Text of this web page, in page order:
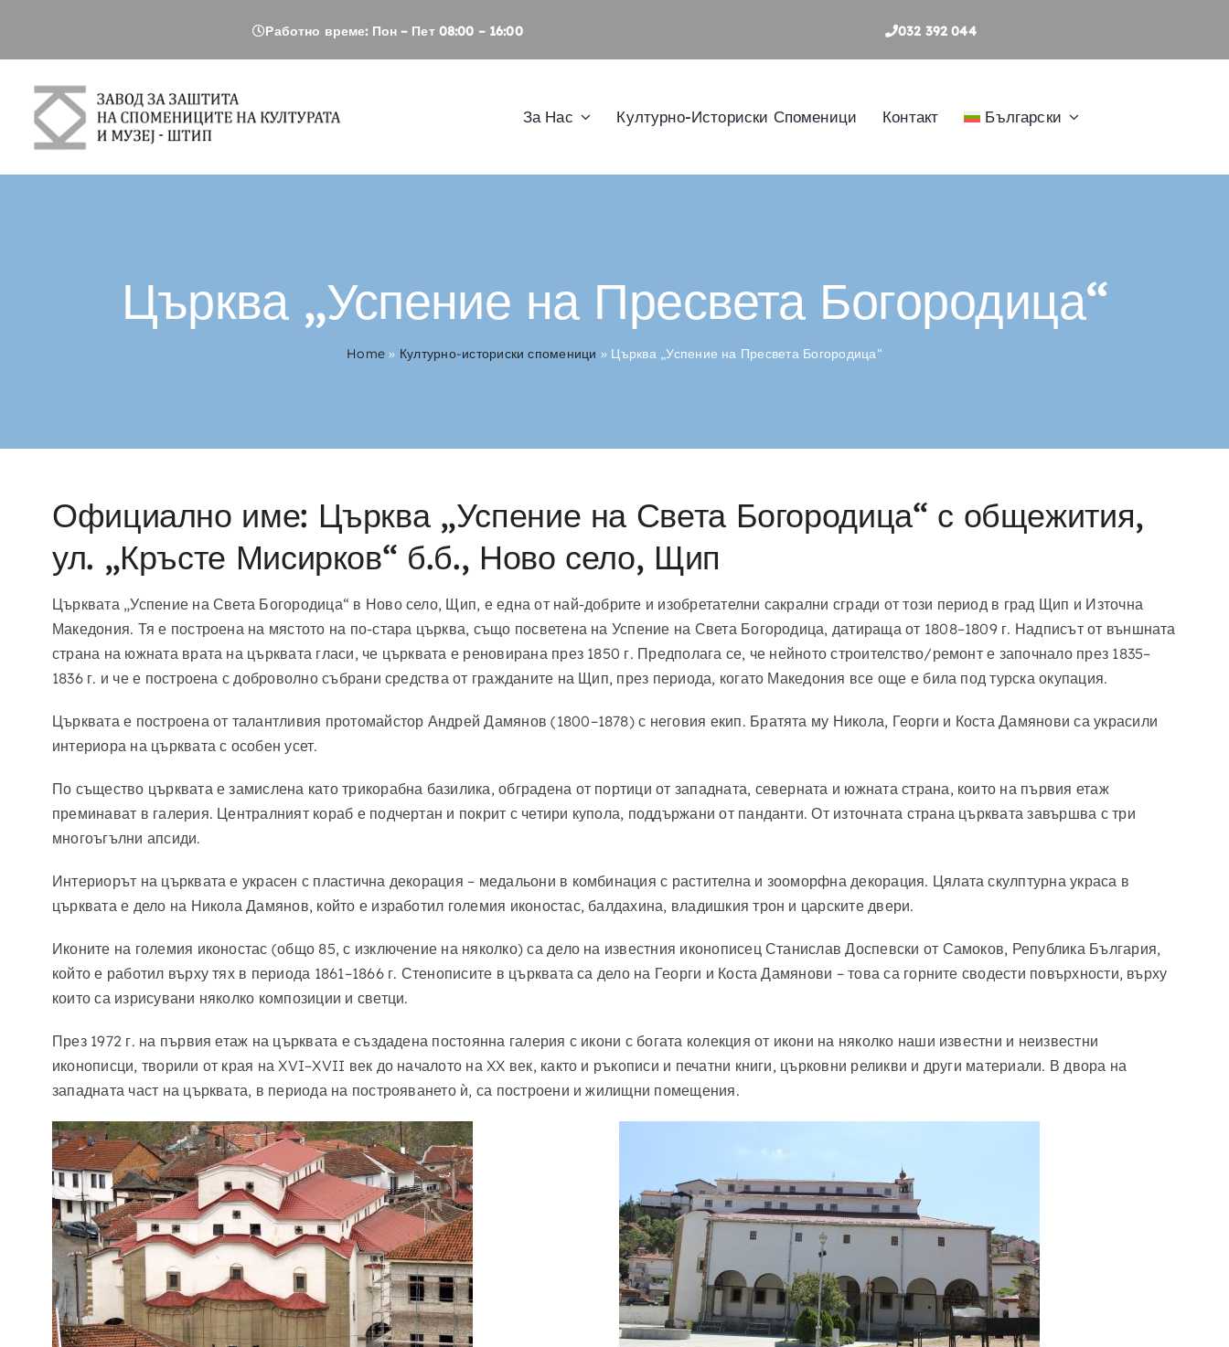
content
Работно време: Пон – Пет 08:00 – 16:00 032 392 044
За Нас Културно-Историски Споменици Контакт Български
Църква „Успение на Пресвета Богородица“
Home » Културно-историски споменици » Църква „Успение на Пресвета Богородица“
Официално име: Църква „Успение на Света Богородица“ с общежития,
ул. „Кръсте Мисирков“ б.б., Ново село, Щип
Църквата „Успение на Света Богородица“ в Ново село, Щип, е една от най-добрите и изобретателни сакрални сгради от този период в град Щип и Източна
Македония. Тя е построена на мястото на по-стара църква, също посветена на Успение на Света Богородица, датираща от 1808–1809 г. Надписът от външната
страна на южната врата на църквата гласи, че църквата е реновирана през 1850 г. Предполага се, че нейното строителство/ремонт е започнало през 1835–
1836 г. и че е построена с доброволно събрани средства от гражданите на Щип, през периода, когато Македония все още е била под турска окупация.
Църквата е построена от талантливия протомайстор Андрей Дамянов (1800–1878) с неговия екип. Братята му Никола, Георги и Коста Дамянови са украсили
интериора на църквата с особен усет.
По същество църквата е замислена като трикорабна базилика, обградена от портици от западната, северната и южната страна, които на първия етаж
преминават в галерия. Централният кораб е подчертан и покрит с четири купола, поддържани от панданти. От източната страна църквата завършва с три
многоъгълни апсиди.
Интериорът на църквата е украсен с пластична декорация – медальони в комбинация с растителна и зооморфна декорация. Цялата скулптурна украса в
църквата е дело на Никола Дамянов, който е изработил големия иконостас, балдахина, владишкия трон и царските двери.
Иконите на големия иконостас (общо 85, с изключение на няколко) са дело на известния иконописец Станислав Доспевски от Самоков, Република България,
който е работил върху тях в периода 1861–1866 г. Стенописите в църквата са дело на Георги и Коста Дамянови – това са горните сводести повърхности, върху
които са изрисувани няколко композиции и светци.
През 1972 г. на първия етаж на църквата е създадена постоянна галерия с икони с богата колекция от икони на няколко наши известни и неизвестни
иконописци, творили от края на XVI–XVII век до началото на XX век, както и ръкописи и печатни книги, църковни реликви и други материали. В двора на
западната част на църквата, в периода на построяването ѝ, са построени и жилищни помещения.